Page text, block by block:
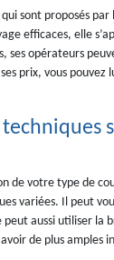
sont proposés par
efficaces, elle
ses opérateurs
prix, vous
de votre type de
variées. Il peut
aussi utiliser la
de plus amples